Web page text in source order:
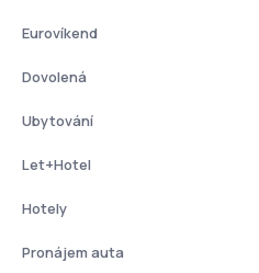
Eurovíkend
Dovolená
Ubytování
Let+Hotel
Hotely
Pronájem auta